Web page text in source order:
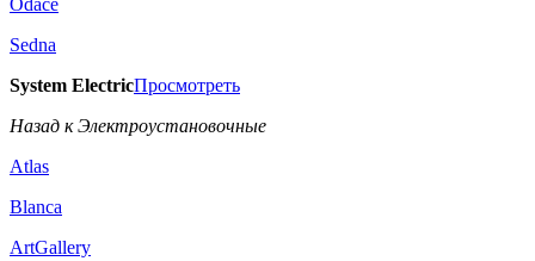
Odace
Sedna
System ElectricПросмотреть
Назад к Электроустановочные
Atlas
Blanca
ArtGallery